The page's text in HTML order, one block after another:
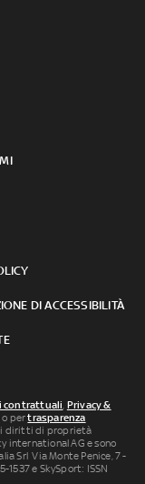
DI ACCESSIBILITÀ
contrattuali, Privacy &
o pertrasparenza
i diritti di proprietà
international AG e sono
Srl Via Monte Penice, 7 -
1537 e SkySport: ISSN